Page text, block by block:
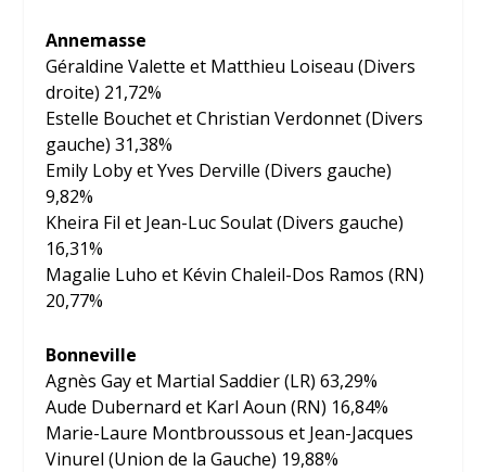
Annemasse
Géraldine Valette et Matthieu Loiseau (Divers
droite) 21,72%
Estelle Bouchet et Christian Verdonnet (Divers
gauche) 31,38%
Emily Loby et Yves Derville (Divers gauche)
9,82%
Kheira Fil et Jean-Luc Soulat (Divers gauche)
16,31%
Magalie Luho et Kévin Chaleil-Dos Ramos (RN)
20,77%
Bonneville
Agnès Gay et Martial Saddier (LR) 63,29%
Aude Dubernard et Karl Aoun (RN) 16,84%
Marie-Laure Montbroussous et Jean-Jacques
Vinurel (Union de la Gauche) 19,88%